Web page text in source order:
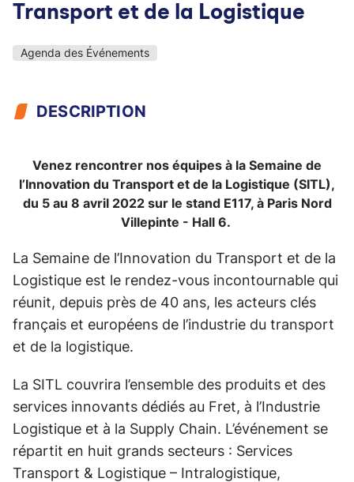
Transport et de la Logistique
Agenda des Événements
DESCRIPTION
Venez rencontrer nos équipes à la Semaine de
l’Innovation du Transport et de la Logistique (SITL),
du 5 au 8 avril 2022 sur le stand E117, à Paris Nord
Villepinte - Hall 6.
La Semaine de l’Innovation du Transport et de la
Logistique est le rendez-vous incontournable qui
réunit, depuis près de 40 ans, les acteurs clés
français et européens de l’industrie du transport
et de la logistique.
La SITL couvrira l’ensemble des produits et des
services innovants dédiés au Fret, à l’Industrie
Logistique et à la Supply Chain. L’événement se
répartit en huit grands secteurs : Services
Transport & Logistique – Intralogistique,